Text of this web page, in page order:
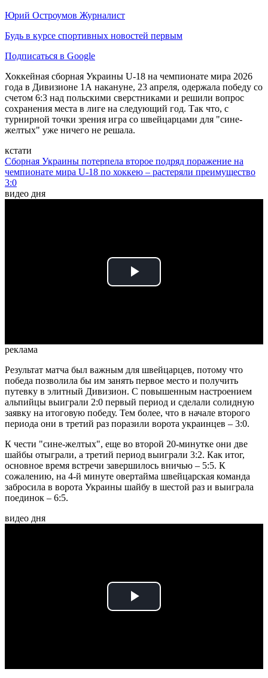
Юрий Остроумов Журналист
Будь в курсе спортивных новостей первым
Подписаться в Google
Хоккейная сборная Украины U-18 на чемпионате мира 2026
года в Дивизионе 1А накануне, 23 апреля, одержала победу со
счетом 6:3 над польскими сверстниками и решили вопрос
сохранения места в лиге на следующий год. Так что, с
турнирной точки зрения игра со швейцарцами для "сине-
желтых" уже ничего не решала.
кстати
Сборная Украины потерпела второе подряд поражение на
чемпионате мира U-18 по хоккею – растеряли преимущество
3:0
видео дня
Play
реклама
Результат матча был важным для швейцарцев, потому что
победа позволила бы им занять первое место и получить
путевку в элитный Дивизион. С повышенным настроением
альпийцы выиграли 2:0 первый период и сделали солидную
заявку на итоговую победу. Тем более, что в начале второго
периода они в третий раз поразили ворота украинцев – 3:0.
К чести "сине-желтых", еще во второй 20-минутке они две
шайбы отыграли, а третий период выиграли 3:2. Как итог,
основное время встречи завершилось вничью – 5:5. К
сожалению, на 4-й минуте овертайма швейцарская команда
забросила в ворота Украины шайбу в шестой раз и выиграла
поединок – 6:5.
видео дня
Play